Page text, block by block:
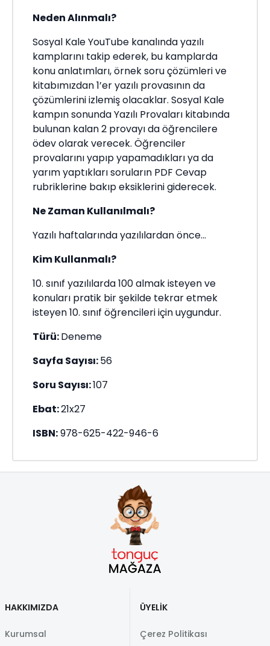
Neden Alınmalı?
Sosyal Kale YouTube kanalında yazılı
kamplarını takip ederek, bu kamplarda
konu anlatımları, örnek soru çözümleri ve
kitabımızdan 1’er yazılı provasının da
çözümlerini izlemiş olacaklar. Sosyal Kale
kampın sonunda Yazılı Provaları kitabında
bulunan kalan 2 provayı da öğrencilere
ödev olarak verecek. Öğrenciler
provalarını yapıp yapamadıkları ya da
yarım yaptıkları soruların PDF Cevap
rubriklerine bakıp eksiklerini giderecek.
Ne Zaman Kullanılmalı?
Yazılı haftalarında yazılılardan önce...
Kim Kullanmalı?
10. sınıf yazılılarda 100 almak isteyen ve
konuları pratik bir şekilde tekrar etmek
isteyen 10. sınıf öğrencileri için uygundur.
Türü:Deneme
Sayfa Sayısı:56
Soru Sayısı:107
Ebat:21x27
ISBN:978-625-422-946-6
HAKKIMIZDA
Kurumsal
ÜYELİK
Çerez Politikası